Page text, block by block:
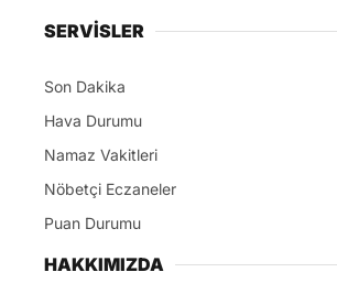
SERVİSLER
Son Dakika
Hava Durumu
Namaz Vakitleri
Nöbetçi Eczaneler
Puan Durumu
HAKKIMIZDA